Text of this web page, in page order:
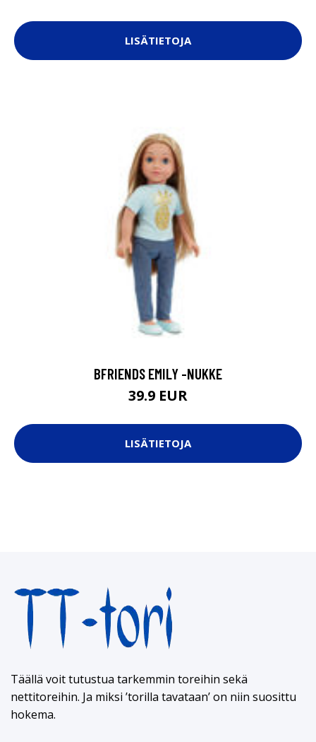
LISÄTIETOJA
BFRIENDS EMILY -NUKKE
39.9 EUR
LISÄTIETOJA
Täällä voit tutustua tarkemmin toreihin sekä
nettitoreihin. Ja miksi ’torilla tavataan’ on niin suosittu
hokema.